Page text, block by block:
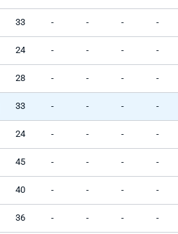
33 - - - -
24 - - - -
28 - - - -
33 - - - -
24 - - - -
45 - - - -
40 - - - -
36 - - - -